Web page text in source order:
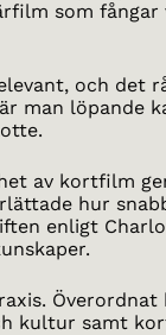
som fångar
och det
man löpande
av kortfilm
hur
enligt
kultur samt